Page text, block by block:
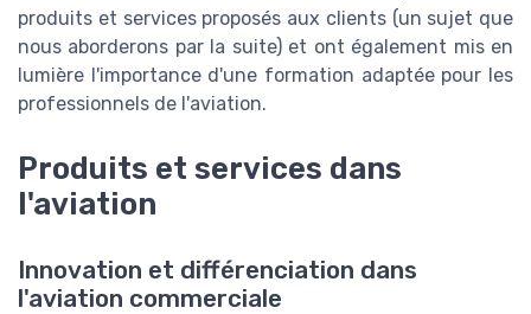
produits et services proposés aux clients (un sujet que
nous aborderons par la suite) et ont également mis en
lumière l'importance d'une formation adaptée pour les
professionnels de l'aviation.
Produits et services dans
l'aviation
Innovation et différenciation dans
l'aviation commerciale